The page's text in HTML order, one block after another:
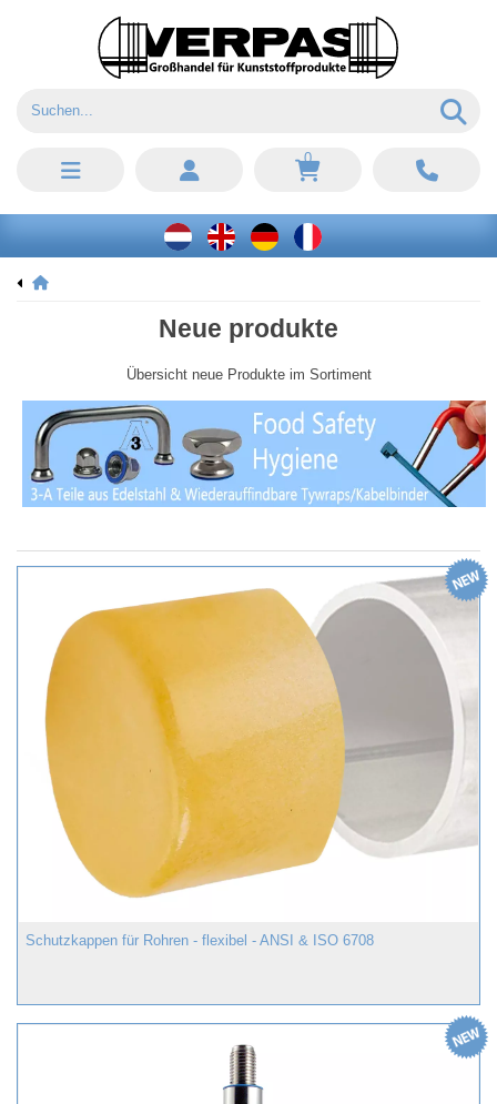
0
Neue produkte
Übersicht neue Produkte im Sortiment
Schutzkappen für Rohren - flexibel - ANSI & ISO 6708